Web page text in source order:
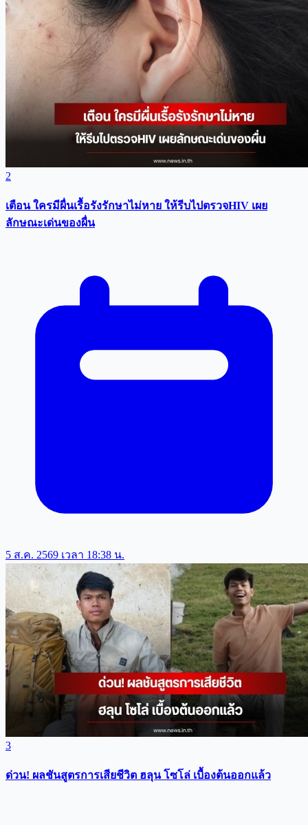
2
เตือน ใครมีผื่นเรื้อรังรักษาไม่หาย ให้รีบไปตรวจHIV เผย
ลักษณะเด่นของผื่น
5 ส.ค. 2569 เวลา 18:38 น.
3
ด่วน! ผลชันสูตรการเสียชีวิต ฮลุน โซโล่ เบื้องต้นออกแล้ว